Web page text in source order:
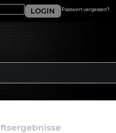
Passwort vergessen?
LOGIN